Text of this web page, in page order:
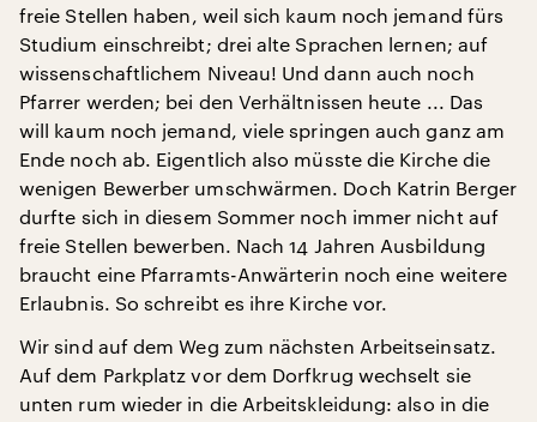
freie Stellen haben, weil sich kaum noch jemand fürs
Studium einschreibt; drei alte Sprachen lernen; auf
wissenschaftlichem Niveau! Und dann auch noch
Pfarrer werden; bei den Verhältnissen heute ... Das
will kaum noch jemand, viele springen auch ganz am
Ende noch ab. Eigentlich also müsste die Kirche die
wenigen Bewerber umschwärmen. Doch Katrin Berger
durfte sich in diesem Sommer noch immer nicht auf
freie Stellen bewerben. Nach 14 Jahren Ausbildung
braucht eine Pfarramts-Anwärterin noch eine weitere
Erlaubnis. So schreibt es ihre Kirche vor.
Wir sind auf dem Weg zum nächsten Arbeitseinsatz.
Auf dem Parkplatz vor dem Dorfkrug wechselt sie
unten rum wieder in die Arbeitskleidung: also in die